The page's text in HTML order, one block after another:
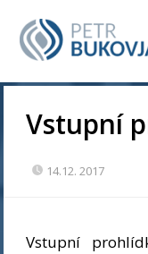
Vstupní
14.12. 2017
Vstupní